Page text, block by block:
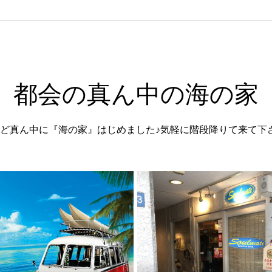
都会の真ん中の海の家
真ん中に『海の家』はじめました♪気軽に階段降りて来て下